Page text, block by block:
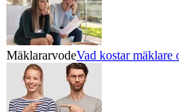
MäklararvodeVad kostar mäklare